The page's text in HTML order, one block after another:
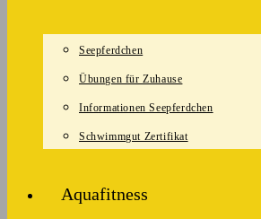
Seepferdchen
Übungen für Zuhause
Informationen Seepferdchen
Schwimmgut Zertifikat
Aquafitness